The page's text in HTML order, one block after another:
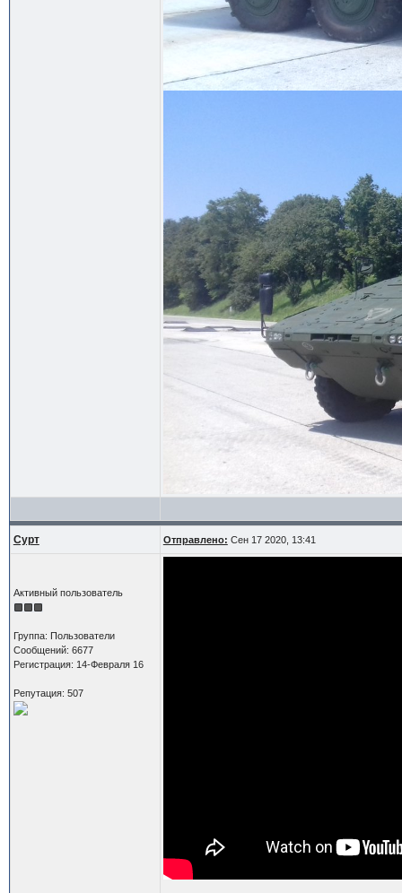
Сурт Отправлено: Сен 17 2020, 13:41
Активный пользователь
Группа: Пользователи
Сообщений: 6677
Регистрация: 14-Февраля 16
Репутация: 507